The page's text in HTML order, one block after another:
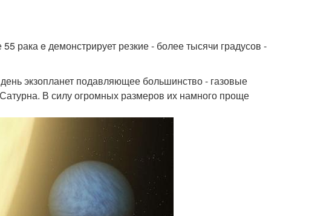
рака e демонстрирует резкие - более тысячи градусов -
экзопланет подавляющее большинство - газовые
В силу огромных размеров их намного проще